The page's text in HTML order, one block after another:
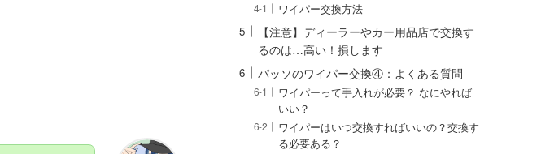
ワイパー交換方法
【注意】ディーラーやカー用品店で交換す
るのは…高い！損します
パッソのワイパー交換④：よくある質問
ワイパーって手入れが必要？ なにやれば
いい？
ワイパーはいつ交換すればいいの？交換す
る必要ある？